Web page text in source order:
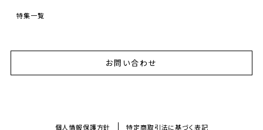
特集一覧
お問い合わせ
個人情報保護方針 特定商取引法に基づく表記